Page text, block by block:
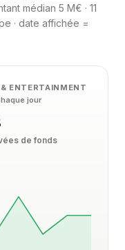
médian 5 M€ · 11
· date affichée =
ENTERTAINMENT
jour
de fonds